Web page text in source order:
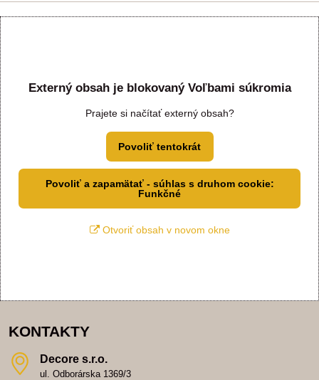
Externý obsah je blokovaný Voľbami súkromia
Prajete si načítať externý obsah?
Povoliť tentokrát
Povoliť a zapamätať - súhlas s druhom cookie:
Funkčné
Otvoriť obsah v novom okne
KONTAKTY
Decore s​.r​.o​.
ul. Odborárska 1369/3